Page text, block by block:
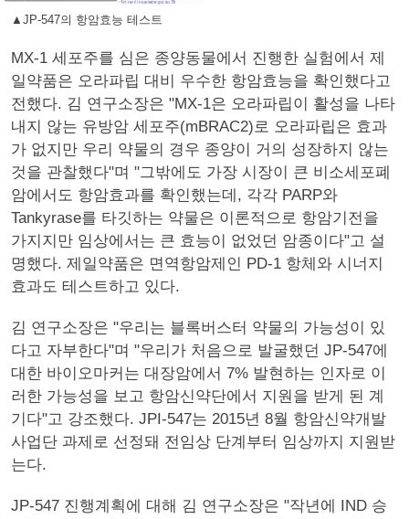
▲JP-547의 항암효능 테스트
MX-1 세포주를 심은 종양동물에서 진행한 실험에서 제
일약품은 오라파립 대비 우수한 항암효능을 확인했다고
전했다. 김 연구소장은 "MX-1은 오라파립이 활성을 나타
내지 않는 유방암 세포주(mBRAC2)로 오라파립은 효과
가 없지만 우리 약물의 경우 종양이 거의 성장하지 않는
것을 관찰했다"며 "그밖에도 가장 시장이 큰 비소세포폐
암에서도 항암효과를 확인했는데, 각각 PARP와
Tankyrase를 타깃하는 약물은 이론적으로 항암기전을
가지지만 임상에서는 큰 효능이 없었던 암종이다"고 설
명했다. 제일약품은 면역항암제인 PD-1 항체와 시너지
효과도 테스트하고 있다.
김 연구소장은 "우리는 블록버스터 약물의 가능성이 있
다고 자부한다"며 "우리가 처음으로 발굴했던 JP-547에
대한 바이오마커는 대장암에서 7% 발현하는 인자로 이
러한 가능성을 보고 항암신약단에서 지원을 받게 된 계
기다"고 강조했다. JPI-547는 2015년 8월 항암신약개발
사업단 과제로 선정돼 전임상 단계부터 임상까지 지원받
는다.
JP-547 진행계획에 대해 김 연구소장은 "작년에 IND 승